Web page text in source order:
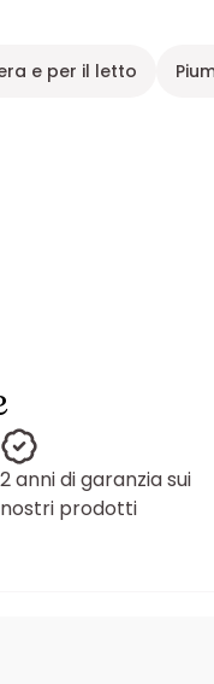
e per il letto
2 anni di garanzia sui
nostri prodotti